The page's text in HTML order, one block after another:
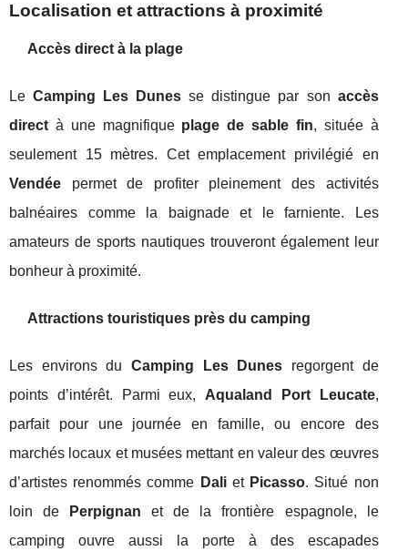
Localisation et attractions à proximité
Accès direct à la plage
LeCamping Les Dunes se distingue par son accès
direct à une magnifique plage de sable fin, située à
seulement 15 mètres. Cet emplacement privilégié en
Vendée permet de profiter pleinement des activités
balnéaires comme la baignade et le farniente. Les
amateurs de sports nautiques trouveront également leur
bonheur à proximité.
Attractions touristiques près du camping
Les environs du Camping Les Dunes regorgent de
points d’intérêt. Parmi eux, Aqualand Port Leucate,
parfait pour une journée en famille, ou encore des
marchés locaux et musées mettant en valeur des œuvres
d’artistes renommés comme Daliet Picasso. Situé non
loin de
Perpignan et de la frontière espagnole, le
camping ouvre aussi la porte à des escapades